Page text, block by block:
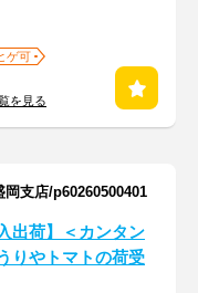
ゲ可
を見る
支店/p60260500401
出荷】＜カンタン
りやトマトの荷受